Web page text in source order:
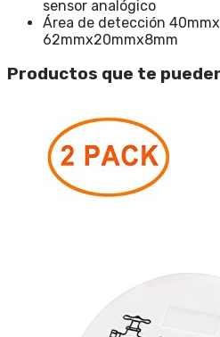
sensor analógico
Área de detección
62mmx20mmx8mm
Productos que te